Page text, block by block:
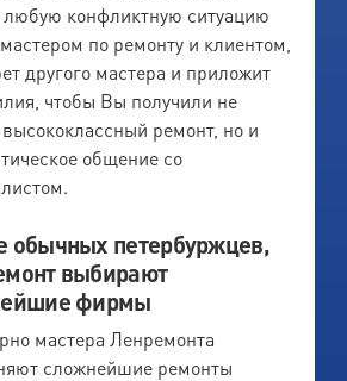
любую конфликтную ситуацию
по ремонту и клиентом,
другого мастера и приложит
чтобы Вы получили не
высококлассный ремонт, но и
общение со
обычных петербуржцев,
выбирают
фирмы
мастера Ленремонта
сложнейшие ремонты